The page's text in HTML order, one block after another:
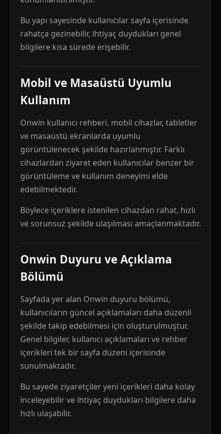
Bu yapı sayesinde kullanıcılar sayfa içerisinde
rahatça gezinebilir, ihtiyaç duydukları genel
bilgilere kısa sürede erişebilir.
Mobil ve Masaüstü Uyumlu
Kullanım
Onwin kullanıcı rehberi, mobil cihazlar, tabletler
ve masaüstü ekranlarda uyumlu
görüntülenecek şekilde hazırlanmıştır. Farklı
cihazlardan ziyaret eden kullanıcılar benzer bir
görüntüleme ve kullanım deneyimi elde
edebilmektedir.
Böylece içeriklere istenilen cihazdan rahat, hızlı
ve sorunsuz şekilde ulaşılması amaçlanmaktadır.
Onwin Duyuru ve Açıklama
Bölümü
Sayfada yer alan Onwin duyuru bölümü,
kullanıcıların güncel açıklamaları daha düzenli
şekilde takip edebilmesi için oluşturulmuştur.
Genel bilgiler, kullanıcı açıklamaları ve rehber
içerikleri tek bir sayfa düzeni içerisinde
sunulmaktadır.
Bu sayede ziyaretçiler yeni içerikleri daha kolay
inceleyebilir ve ihtiyaç duydukları bilgilere daha
hızlı ulaşabilir.